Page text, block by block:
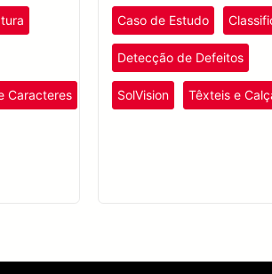
os
refração
Caracteres
precisão vários defeitos de
forma rápida e eficiente,
um controle de qualidade
Caso de Estudo
Detecção de Defeitos
SolVision Têxteis e